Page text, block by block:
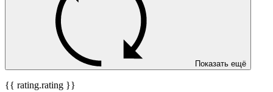
Показать ещё
{{ rating.rating }}